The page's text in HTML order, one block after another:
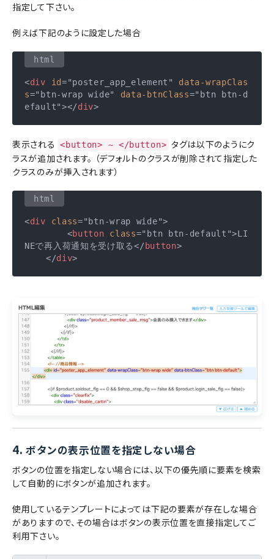
指定して下さい。
例えば下記のように設定した場合
<div id="poster_app_element"
data-wrapClas
s="btn-wrap wide" data-btnClass="btn btn-d
efault"></div>
表示される <button> ~ </button> タグは以下のようにク
ラスが追加されます。 （デフォルトのクラスが削除されて指定した
クラスのみが挿入されます）
<div class="btn-wrap wide">
<button class="btn btn-default">LI
NEで再入荷通知を受け取る</ button>
</div>
4. ボタンの表示位置を指定しない場合
ボタンの位置を指定しない場合には、以下の優先順に要素を検索
して自動的にボタンが追加されます。
使用しているテンプレートによっては下記の要素が存在しな場合
がありますので、その場合はボタンの表示位置を直接指定してご
利用下さい。